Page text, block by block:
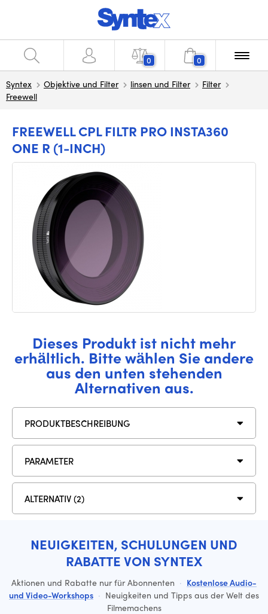
0 0
Syntex Objektive und Filter linsen und Filter
Filter
Freewell
FREEWELL CPL FILTR PRO INSTA360
ONE R (1-INCH)
Dieses Produkt ist nicht mehr
erhältlich. Bitte wählen Sie andere
aus den unten stehenden
Alternativen aus.
PRODUKTBESCHREIBUNG
PARAMETER
ALTERNATIV (2)
NEUIGKEITEN, SCHULUNGEN UND
RABATTE VON SYNTEX
Aktionen und Rabatte nur für Abonnenten · Kostenlose Audio-
und Video-Workshops · Neuigkeiten und Tipps aus der Welt des
Filmemachens